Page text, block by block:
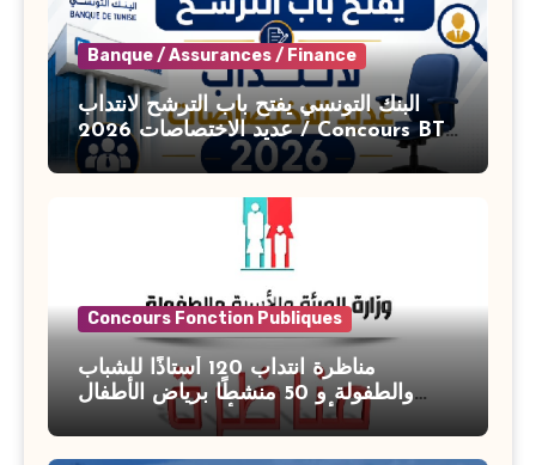
Banque / Assurances / Finance
البنك التونسي يفتح باب الترشح لانتداب
عديد الاختصاصات 2026 / Concours BT
Banque de Tunisie 2026
Concours Fonction Publiques
مناظرة انتداب 120 أستاذًا للشباب
والطفولة و 50 منشطًا برياض الأطفال
بوزارة الأسرة والمرأة والطفولة وكبار
السن آخر أجل للتسجيل : 27 جويلية 2026